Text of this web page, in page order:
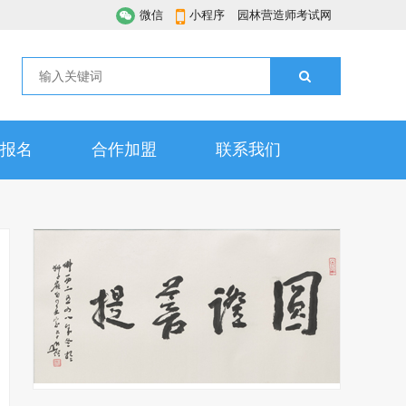
微信 小程序 园林营造师考试网
名 合作加盟 联系我们